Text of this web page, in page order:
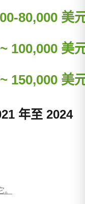
80,000 美
100,000 美
150,000 美
年至 2024